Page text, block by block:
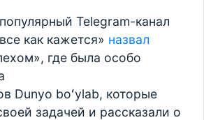
Telegram-канал
как кажется» назвал
где была особо
Dunyo boʻylab, которые
задачей и рассказали о